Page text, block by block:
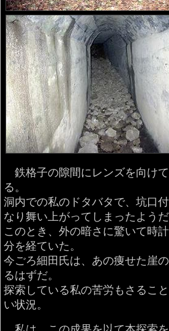
鉄格子の隙間にレンズを向け
る。
洞内での私のドタバタで、坑口
なり舞い上がってしまったようだ
このとき、外の暗さに驚いて時
分を経ていた。
今ごろ細田氏は、あの痩せた崖
るはずだ。
探索している私の苦労もさるこ
い状況。